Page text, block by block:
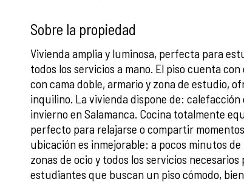
Sobre la propiedad
Vivienda amplia y luminosa, perfecta para
todos los servicios a mano. El piso cuenta
con cama doble, armario y zona de estudio,
inquilino. La vivienda dispone de:
invierno en Salamanca. Cocina totalmente
perfecto para relajarse o compartir
ubicación es inmejorable: a pocos minutos
zonas de ocio y todos los servicios
estudiantes que buscan un piso cómodo,